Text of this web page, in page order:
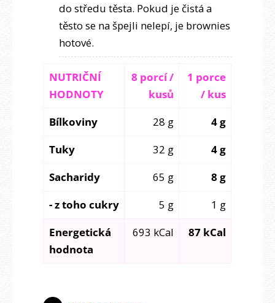
do středu těsta. Pokud je čistá a
těsto se na špejli nelepí, je brownies
hotové.
NUTRIČNÍ
HODNOTY
8 porcí /
kusů
1 porce
/ kus
Bílkoviny
28 g
4 g
Tuky
32 g
4 g
Sacharidy
65 g
8 g
- z toho cukry
5 g
1 g
Energetická
hodnota
693 kCal 87 kCal